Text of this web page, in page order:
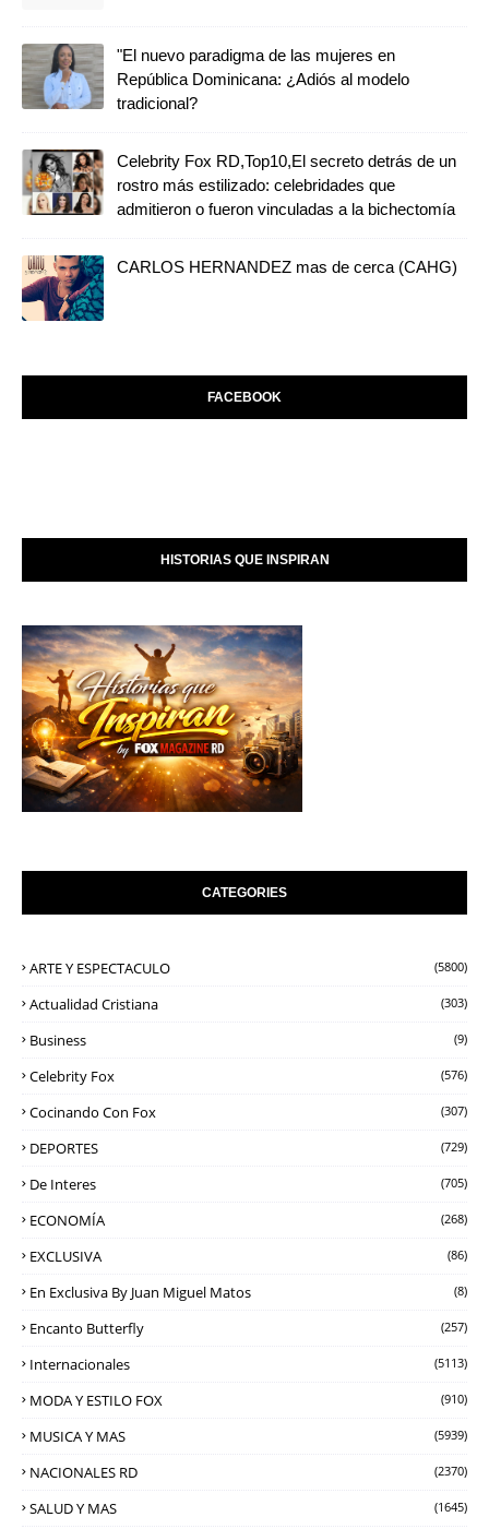
"El nuevo paradigma de las mujeres en
República Dominicana: ¿Adiós al modelo
tradicional?
Celebrity Fox RD,Top10,El secreto detrás de un
rostro más estilizado: celebridades que
admitieron o fueron vinculadas a la bichectomía
CARLOS HERNANDEZ mas de cerca (CAHG)
FACEBOOK
HISTORIAS QUE INSPIRAN
CATEGORIES
ARTE Y ESPECTACULO (5800)
Actualidad Cristiana (303)
Business (9)
Celebrity Fox (576)
Cocinando Con Fox (307)
DEPORTES (729)
De Interes (705)
ECONOMÍA (268)
EXCLUSIVA (86)
En Exclusiva By Juan Miguel Matos (8)
Encanto Butterfly (257)
Internacionales (5113)
MODA Y ESTILO FOX (910)
MUSICA Y MAS (5939)
NACIONALES RD (2370)
SALUD Y MAS (1645)